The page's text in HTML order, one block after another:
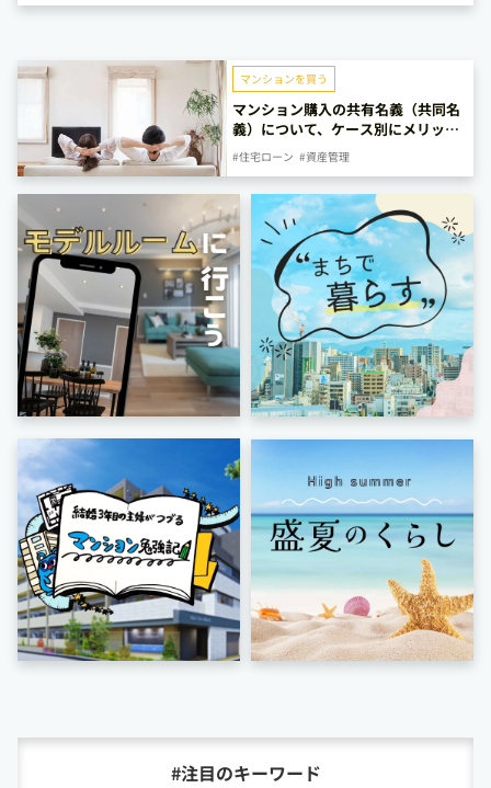
マンションを買う
マンション購入の共有名義（共同名
義）について、ケース別にメリッ
ト・デメリットを解説します
#住宅ローン #資産管理
#注目のキーワード